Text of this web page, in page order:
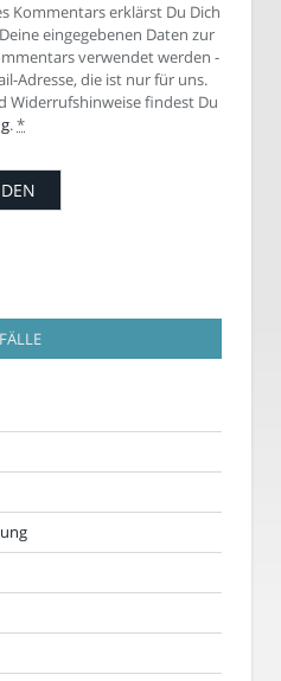
Kommentars erklärst Du Dich
eingegebenen Daten zur
verwendet werden -
Adresse, die ist nur für uns.
Widerrufshinweise findest Du
.*